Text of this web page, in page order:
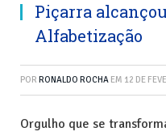
Piçarra
Alfabetização
POR RONALDO ROCHA EM 12 DE
Orgulho que se